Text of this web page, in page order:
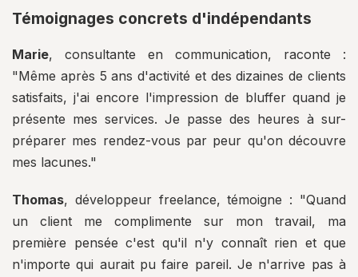
Témoignages concrets d'indépendants
Marie, consultante en communication, raconte :
"Même après 5 ans d'activité et des dizaines de clients
satisfaits, j'ai encore l'impression de bluffer quand je
présente mes services. Je passe des heures à sur-
préparer mes rendez-vous par peur qu'on découvre
mes lacunes."
Thomas, développeur freelance, témoigne : "Quand
un client me complimente sur mon travail, ma
première pensée c'est qu'il n'y connaît rien et que
n'importe qui aurait pu faire pareil. Je n'arrive pas à